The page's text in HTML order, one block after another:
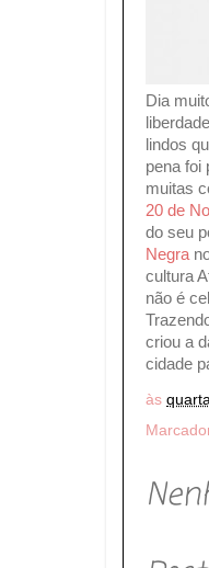
Dia
lindos
pena foi
muitas
20 de
do seu
Negra
cultura
não é
criou a
cidade
às